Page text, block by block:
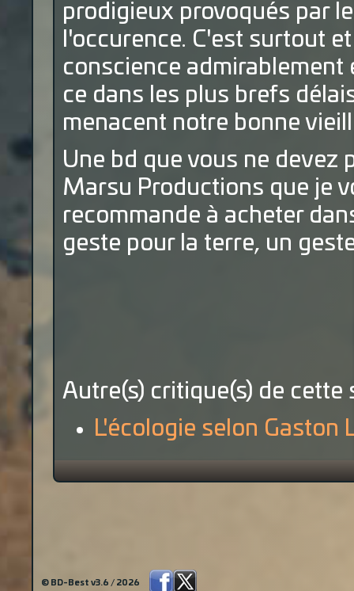
prodigieux provoqués par
l'occurence. C'est surtout
conscience
ce dans les plus brefs
menacent notre bonne
Une bd que vous ne devez
Marsu Productions que je
recommande à acheter
geste pour la terre, un
Autre(s) critique(s) de cette
L'écologie selon Gaston
© BD-Best v3.6 / 2026